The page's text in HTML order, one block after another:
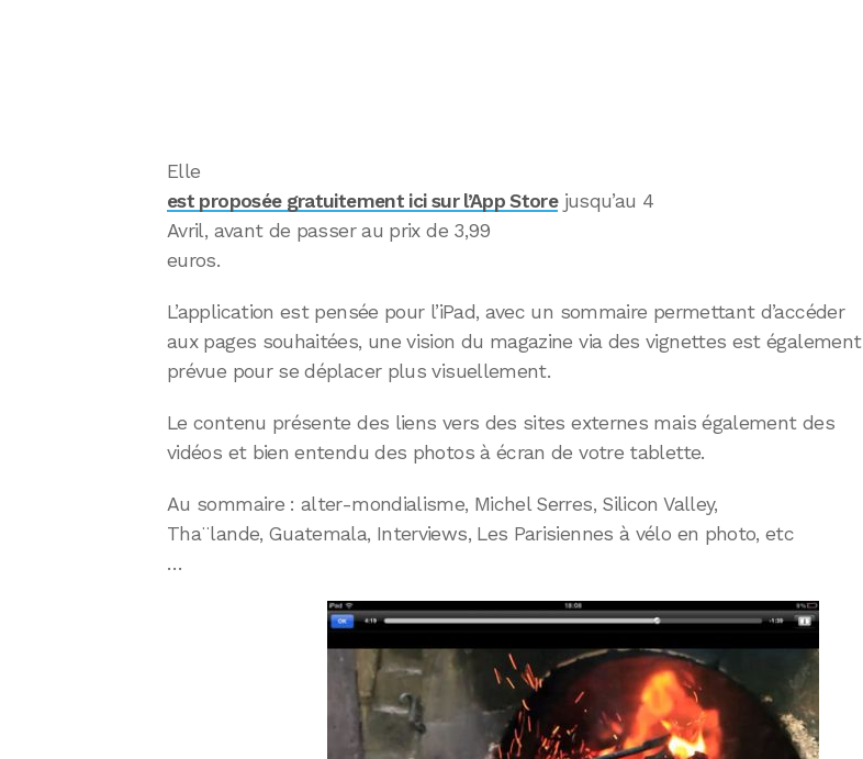
Elle
est proposée gratuitement ici sur l’App Storejusqu’au 4
Avril, avant de passer au prix de 3,99
euros.
L’application est pensée pour l’iPad, avec un sommaire permettant d’accéder
aux pages souhaitées, une vision du magazine via des vignettes est également
prévue pour se déplacer plus visuellement.
Le contenu présente des liens vers des sites externes mais également des
vidéos et bien entendu des photos à écran de votre tablette.
Au sommaire : alter-mondialisme, Michel Serres, Silicon Valley,
Tha¨lande, Guatemala, Interviews, Les Parisiennes à vélo en photo, etc
…